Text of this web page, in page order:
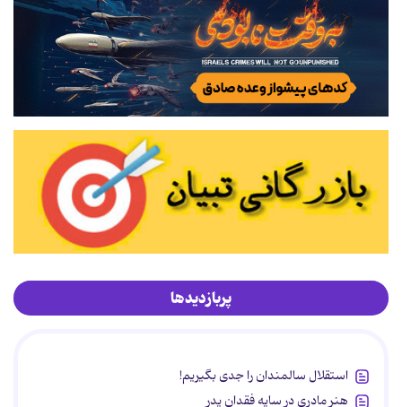
پربازدیدها
استقلال سالمندان را جدی بگیریم!
هنر مادری در سایه‌ فقدان پدر